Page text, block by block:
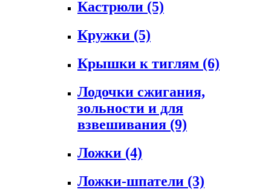
Кастрюли (5)
Кружки (5)
Крышки к тиглям (6)
Лодочки сжигания,
зольности и для
взвешивания (9)
Ложки (4)
Ложки-шпатели (3)